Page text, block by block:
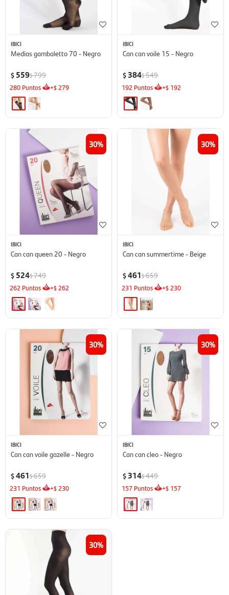
IBICI
Medias gambaletto 70 - Negro
$ 559$799
280 Puntos +$ 279
IBICI
Can can voile 15 - Negro
$ 384$549
192 Puntos +$ 192
30
IBICI
Can can queen 20 - Negro
$ 524$749
262 Puntos +$ 262
30
IBICI
Can can summertime - Beige
$461$659
231 Puntos +$ 230
30
IBICI
Can can voile gazelle - Negro
$461$659
231 Puntos +$ 230
30
IBICI
Can can cleo - Negro
$ 314$449
157 Puntos +$ 157
30